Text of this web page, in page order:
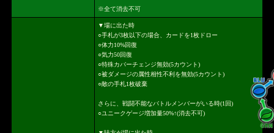
※全て消去不可
▼場に出た時
○手札が3枚以下の場合、カードを1枚ドロー
○体力10%回復
○気力50回復
○特殊カバーチェンジ無効(5カウント)
○被ダメージの属性相性不利を無効(5カウント)
○敵の手札1枚破棄
さらに、戦闘不能なバトルメンバーがいる時(1回)
○ユニークゲージ増加量50%↑(消去不可)